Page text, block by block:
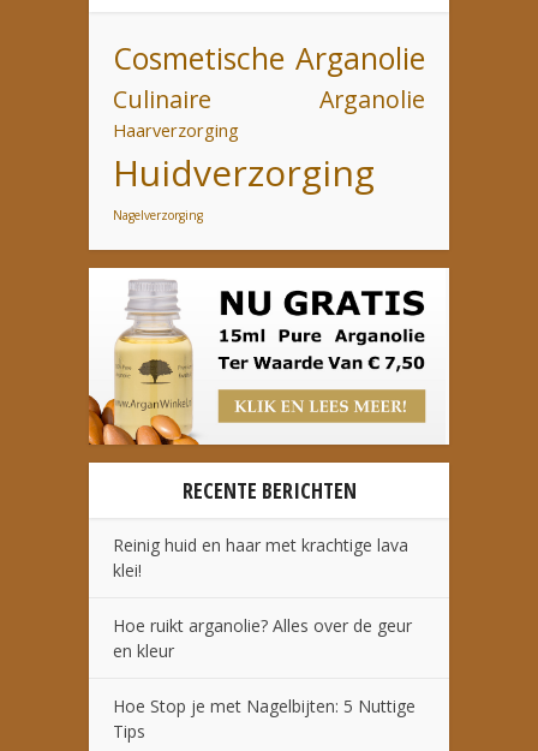
Cosmetische Arganolie
Culinaire Arganolie
Haarverzorging
Huidverzorging
Nagelverzorging
RECENTE BERICHTEN
Reinig huid en haar met krachtige lava
klei!
Hoe ruikt arganolie? Alles over de geur
en kleur
Hoe Stop je met Nagelbijten: 5 Nuttige
Tips